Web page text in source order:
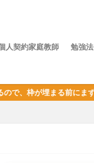
人契約家庭教師 勉強法
にまずは体験授業を！